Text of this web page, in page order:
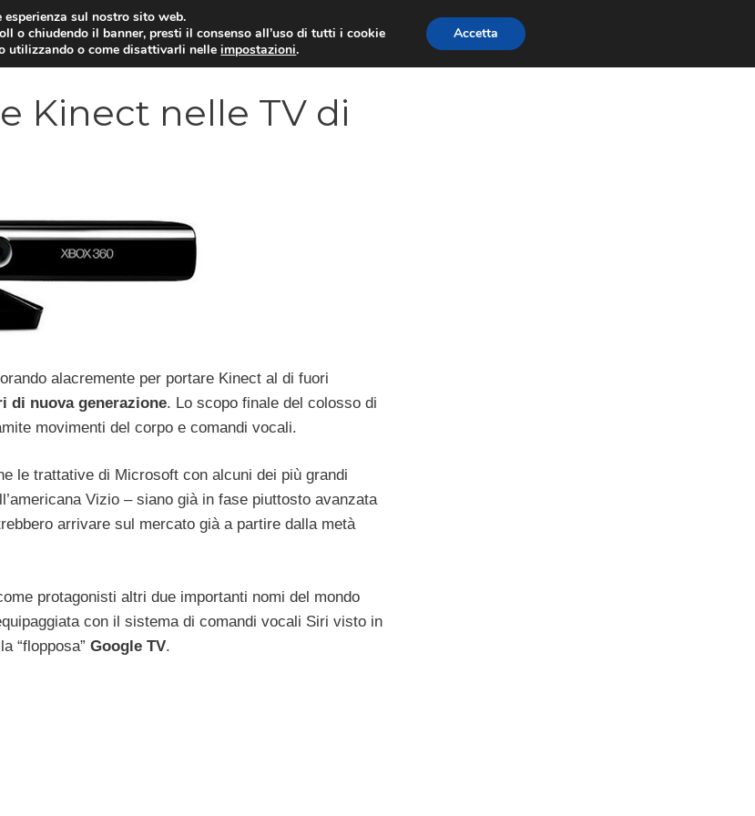
VIDEOGIOCHI NEWS RECENSIONI TRAILER GIOCHI
Kinect nelle TV di
alacremente per portare Kinect al di fuori
di nuova generazione. Lo scopo finale del colosso di
movimenti del corpo e comandi vocali.
le trattative di Microsoft con alcuni dei più grandi
Vizio – siano già in fase piuttosto avanzata
arrivare sul mercato già a partire dalla metà
protagonisti altri due importanti nomi del mondo
con il sistema di comandi vocali Siri visto in
“flopposa” Google TV.
sul nostro sito web.
o chiudendo il banner, presti il consenso all’uso di tutti i cookie
utilizzando o come disattivarli nelleimpostazioni.
Accetta